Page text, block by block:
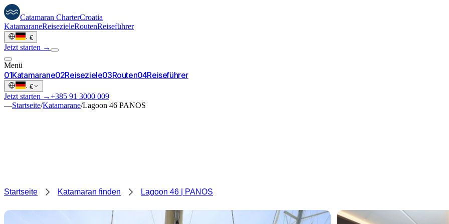
Catamaran CharterCroatia
KatamaraneReisezieleRoutenReiseführer
· €
Jetzt starten →
Menü
01Katamarane02Reiseziele03Routen04Reiseführer
· €
Jetzt starten →+385 91 3000 009
—Startseite/Katamarane/Lagoon 46 PANOS
Startseite Katamaran finden Lagoon 46 | PANOS